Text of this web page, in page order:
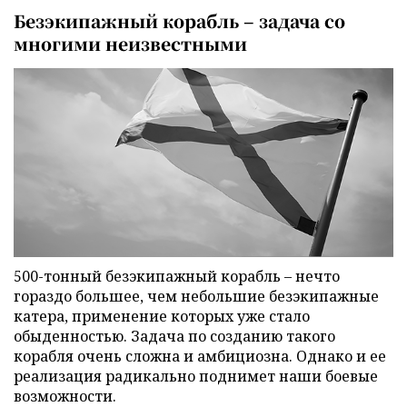
Безэкипажный корабль – задача со
многими неизвестными
500-тонный безэкипажный корабль – нечто
гораздо большее, чем небольшие безэкипажные
катера, применение которых уже стало
обыденностью. Задача по созданию такого
корабля очень сложна и амбициозна. Однако и ее
реализация радикально поднимет наши боевые
возможности.